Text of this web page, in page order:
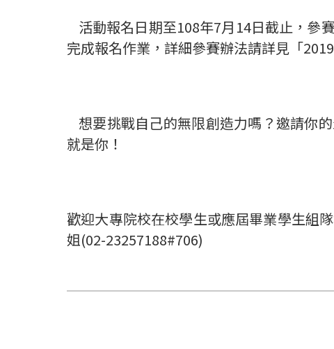
活動報名日期至108年7月 14日截止，參
完成報名作業，詳細參賽辦法請詳見「
想要挑戰自己的無限創造力嗎？邀請你
就是你！
歡迎大專院校在校學生或應屆畢業學生組
姐(02-23257188#706)